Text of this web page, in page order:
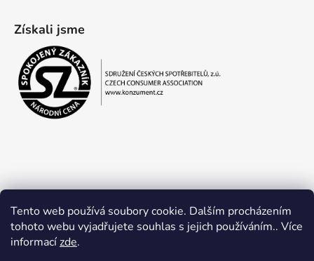
Tento web používá soubory cookie. Dalším procházením
tohoto webu vyjadřujete souhlas s jejich používáním.. Více
informacízde.
Získali jsme